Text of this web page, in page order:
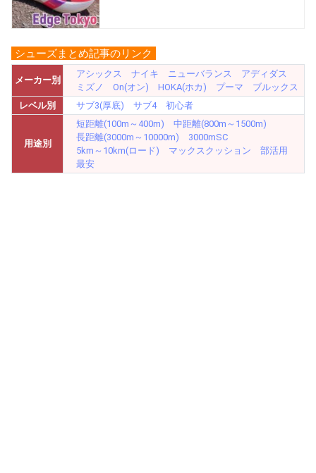
シューズまとめ記事のリンク
メーカー別
アシックス ナイキ ニューバランス
アディダス
ミズノ
On(オン) HOKA(ホカ) プーマ
ブルックス
レベル別
サブ3(厚底) サブ4 初心者
用途別
短距離(100m～400m)
中距離(800m～1500m)
長距離(3000m～10000m)
3000mSC
5km～10km(ロード)
マックスクッション
部活用
最安